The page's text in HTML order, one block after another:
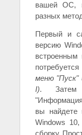
вашей ОС,
разных
Первый и
версию
встроенным
меню "Пуск"
I). Затем
вы найдете
Windows
сборку.